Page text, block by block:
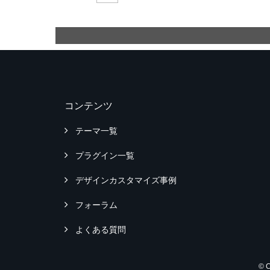
コンテンツ
テーマ一覧
プラグイン一覧
デザインカスタマイズ事例
フォーラム
よくある質問
©